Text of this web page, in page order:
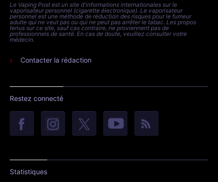
Le Vaping Post est un site d'informations internationales sur le
vaporisateur personnel (cigarette électronique). Le vaporisateur
personnel est une méthode de réduction des risques pour le fumeur
adulte qui ne veut pas ou qui ne peut pas arrêter le tabac. Les propos
tenus sur ce site, sauf cas contraire, ne proviennent pas de
professionnels de santé. En cas de doute, veuillez consulter votre
médecin.
Contacter la rédaction
Restez connecté
Statistiques